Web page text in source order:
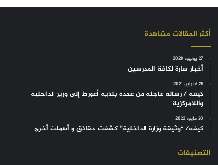
أكثر المقالات مشاهدة
27 يونيو، 2020
أخبار سارة لكافة المدرسين
26 فبراير، 2021
كيفه / رسالة عاجلة من عمدة بلدية أغورط إلى وزير الداخلية
واللامركزية
20 مايو، 2022
كيفه/ “وثيقة وزارة الداخلية” كشفت حقائق و أهملت أخرى
التصنيفات